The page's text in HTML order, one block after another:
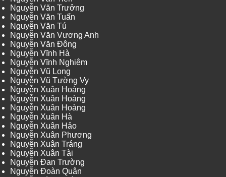
Nguyễn Văn Trưởng
Nguyễn Văn Tuấn
Nguyễn Văn Tú
Nguyễn Văn Vương Anh
Nguyễn Văn Đông
Nguyễn Vĩnh Hà
Nguyễn Vĩnh Nghiêm
Nguyễn Vũ Long
Nguyễn Vũ Tường Vy
Nguyễn Xuân Hoàng
Nguyễn Xuân Hoàng
Nguyễn Xuân Hoàng
Nguyễn Xuân Hà
Nguyễn Xuân Hảo
Nguyễn Xuân Phương
Nguyễn Xuân Tráng
Nguyễn Xuân Tài
Nguyễn Đan Trường
Nguyễn Đoàn Quân